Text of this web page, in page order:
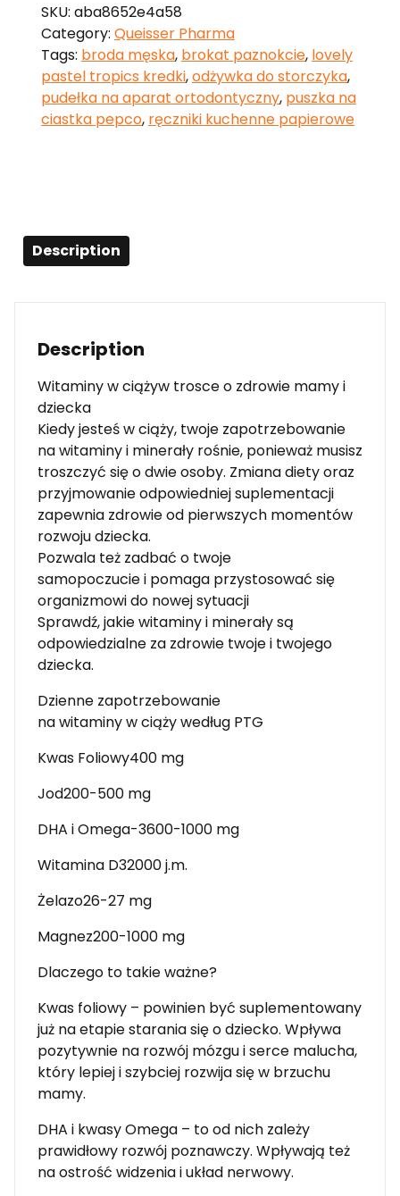
SKU: aba8652e4a58
Category: Queisser Pharma
Tags: broda męska, brokat paznokcie, lovely
pastel tropics kredki,odżywka do storczyka,
pudełka na aparat ortodontyczny, puszka na
ciastka pepco, ręczniki kuchenne papierowe
Description
Description
Witaminy w ciążyw trosce o zdrowie mamy i
dziecka
Kiedy jesteś w ciąży, twoje zapotrzebowanie
na witaminy i minerały rośnie, ponieważ musisz
troszczyć się o dwie osoby. Zmiana diety oraz
przyjmowanie odpowiedniej suplementacji
zapewnia zdrowie od pierwszych momentów
rozwoju dziecka.
Pozwala też zadbać o twoje
samopoczucie i pomaga przystosować się
organizmowi do nowej sytuacji
Sprawdź, jakie witaminy i minerały są
odpowiedzialne za zdrowie twoje i twojego
dziecka.
Dzienne zapotrzebowanie
na witaminy w ciąży według PTG
Kwas Foliowy400 mg
Jod200-500 mg
DHA i Omega-3600-1000 mg
Witamina D32000 j.m.
Żelazo26-27 mg
Magnez200-1000 mg
Dlaczego to takie ważne?
Kwas foliowy – powinien być suplementowany
już na etapie starania się o dziecko. Wpływa
pozytywnie na rozwój mózgu i serce malucha,
który lepiej i szybciej rozwija się w brzuchu
mamy.
DHA i kwasy Omega – to od nich zależy
prawidłowy rozwój poznawczy. Wpływają też
na ostrość widzenia i układ nerwowy.